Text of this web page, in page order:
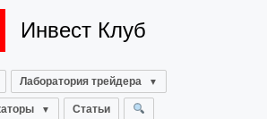
Инвест Клуб
Лаборатория трейдера
Статьи